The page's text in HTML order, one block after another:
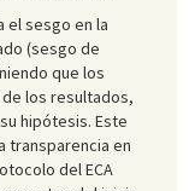
el sesgo en la
(sesgo de
que los
los resultados,
hipótesis. Este
transparencia en
del ECA